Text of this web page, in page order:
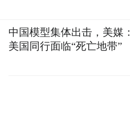
中国模型集体出击，美媒：
美国同行面临“死亡地带”